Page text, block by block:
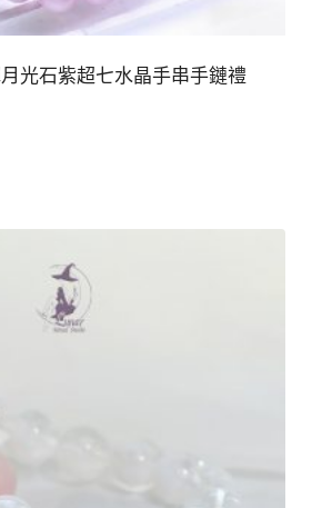
光石紫超七水晶手串手鏈禮